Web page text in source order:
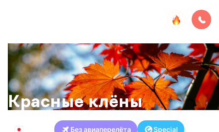
Красные клёны
Без авиаперелёта Special